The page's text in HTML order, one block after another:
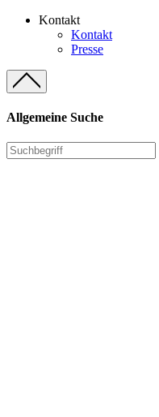
Kontakt
Kontakt
Presse
Allgemeine Suche